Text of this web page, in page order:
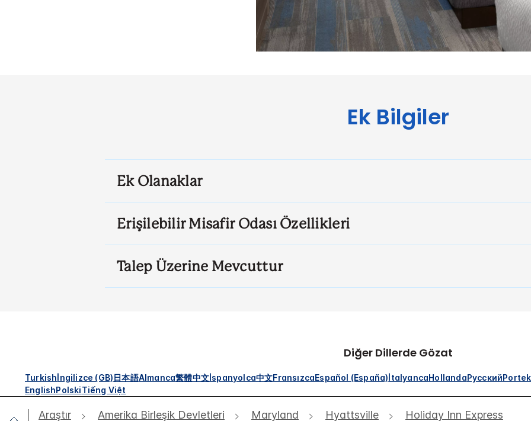
Ek Bilgiler
Ek Olanaklar
Erişilebilir Misafir Odası Özellikleri
Talep Üzerine Mevcuttur
Diğer Dillerde Gözat
Turkishİngilizce (GB)日本語Almanca繁體中文İspanyolca中文FransızcaEspañol (España)İtalyancaHollandaРусский
EnglishPolskiTiếng Việt
Araştır Amerika Birleşik Devletleri Maryland Hyattsville
Holiday Inn Express